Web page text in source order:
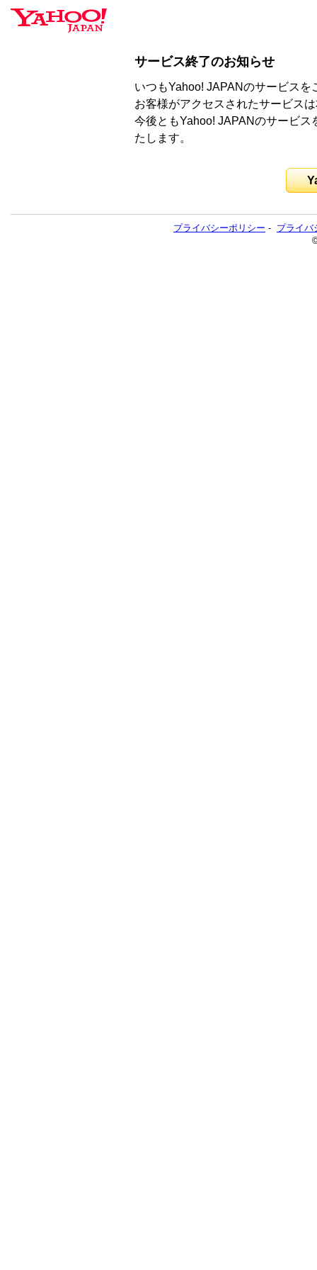
サービス終了のお知らせ
いつもYahoo! JAPANのサービス
お客様がアクセスされたサービス
今後ともYahoo! JAPANのサービ
たします。
プライバシーポリシー - プライバ